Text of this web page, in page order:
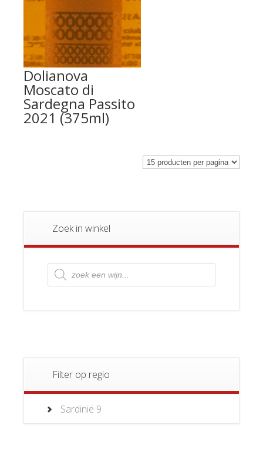
Dolianova
Moscato di
Sardegna Passito
2021 (375ml)
Zoek in winkel
Producten
zoeken
Filter op regio
Sardinië 9